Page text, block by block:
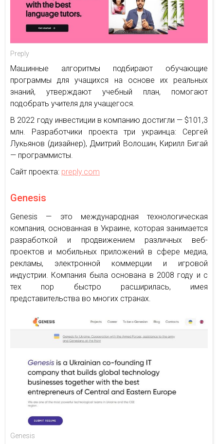
Preply
Машинные алгоритмы подбирают обучающие
программы для учащихся на основе их реальных
знаний, утверждают учебный план, помогают
подобрать учителя для учащегося.
В 2022 году инвестиции в компанию достигли — $101,3
млн. Разработчики проекта три украинца: Сергей
Лукьянов (дизайнер), Дмитрий Волошин, Кирилл Бигай
— программисты.
Сайт проекта: preply.com
Genesis
Genesis — это международная технологическая
компания, основанная в Украине, которая занимается
разработкой и продвижением различных веб-
проектов и мобильных приложений в сфере медиа,
рекламы, электронной коммерции и игровой
индустрии. Компания была основана в 2008 году и с
тех пор быстро расширилась, имея
представительства во многих странах.
Genesis